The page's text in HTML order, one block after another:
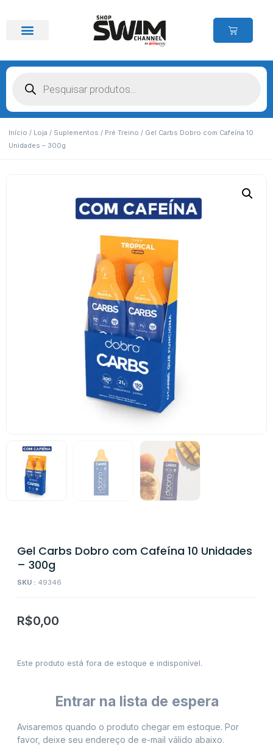
Início / Loja / Suplementos / Pré Treino / Gel Carbs Dobro com Cafeína 10
Unidades – 300g
Gel Carbs Dobro com Cafeína 10 Unidades
– 300g
SKU : 49346
R$0,00
Este produto está fora de estoque e indisponível.
Entrar na lista de espera
Avisaremos quando o produto chegar em estoque. Por
favor, deixe seu endereço de e-mail válido abaixo.